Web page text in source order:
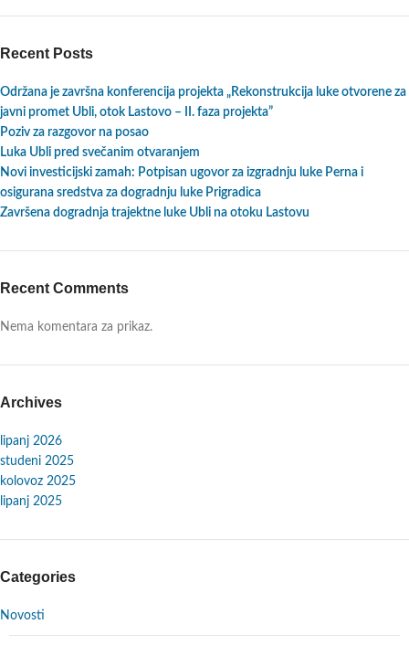
Recent Posts
Održana je završna konferencija projekta „Rekonstrukcija luke otvorene za
javni promet Ubli, otok Lastovo – II. faza projekta”
Poziv za razgovor na posao
Luka Ubli pred svečanim otvaranjem
Novi investicijski zamah: Potpisan ugovor za izgradnju luke Perna i
osigurana sredstva za dogradnju luke Prigradica
Završena dogradnja trajektne luke Ubli na otoku Lastovu
Recent Comments
Nema komentara za prikaz.
Archives
lipanj 2026
studeni 2025
kolovoz 2025
lipanj 2025
Categories
Novosti